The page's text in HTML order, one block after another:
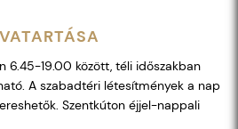
6.45-19.00 között, téli időszakban
A szabadtéri létesítmények a nap
Szentkúton éjjel-nappali